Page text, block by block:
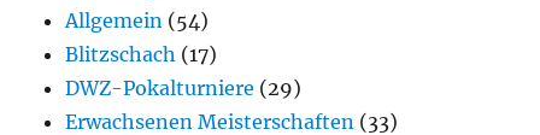
Allgemein (54)
Blitzschach (17)
DWZ-Pokalturniere (29)
Erwachsenen Meisterschaften (33)